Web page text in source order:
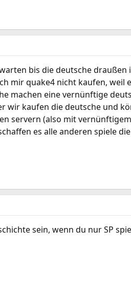
bis die deutsche draußen
mir quake4 nicht kaufen, weil
machen eine vernünftige
wir kaufen die deutsche und
servern (also mit
es alle anderen spiele
sein, wenn du nur SP